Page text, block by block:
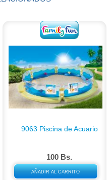
9063 Piscina de Acuario
100 Bs.
AÑADIR AL CARRITO